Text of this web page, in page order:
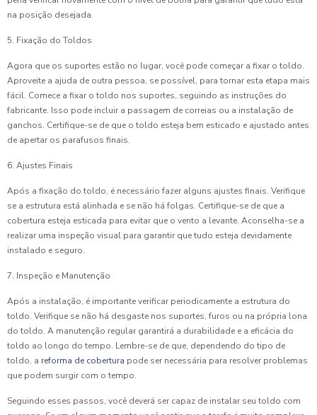
na posição desejada.
5. Fixação do Toldos
Agora que os suportes estão no lugar, você pode começar a fixar o toldo.
Aproveite a ajuda de outra pessoa, se possível, para tornar esta etapa mais
fácil. Comece a fixar o toldo nos suportes, seguindo as instruções do
fabricante. Isso pode incluir a passagem de correias ou a instalação de
ganchos. Certifique-se de que o toldo esteja bem esticado e ajustado antes
de apertar os parafusos finais.
6. Ajustes Finais
Após a fixação do toldo, é necessário fazer alguns ajustes finais. Verifique
se a estrutura está alinhada e se não há folgas. Certifique-se de que a
cobertura esteja esticada para evitar que o vento a levante. Aconselha-se a
realizar uma inspeção visual para garantir que tudo esteja devidamente
instalado e seguro.
7. Inspeção e Manutenção
Após a instalação, é importante verificar periodicamente a estrutura do
toldo. Verifique se não há desgaste nos suportes, furos ou na própria lona
do toldo. A manutenção regular garantirá a durabilidade e a eficácia do
toldo ao longo do tempo. Lembre-se de que, dependendo do tipo de
toldo, a reforma de cobertura pode ser necessária para resolver problemas
que podem surgir com o tempo.
Seguindo esses passos, você deverá ser capaz de instalar seu toldo com